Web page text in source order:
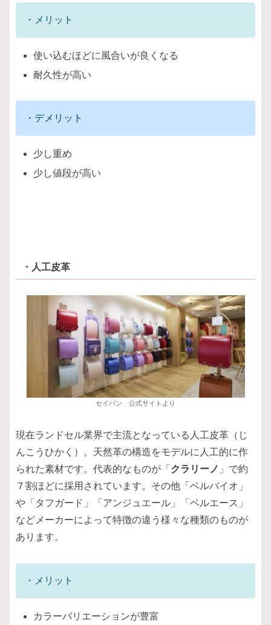
・メリット
使い込むほどに風合いが良くなる
耐久性が高い
・デメリット
少し重め
少し値段が高い
・人工皮革
セイバン 公式サイトより
現在ランドセル業界で主流となっている人工皮革（じ
んこうひかく）。天然革の構造をモデルに人工的に作
られた素材です。代表的なものが「 クラリーノ 」で約
７割ほどに採用されています。その他「ベルバイオ」
や「タフガード」「アンジュエール」「ベルエース」
などメーカーによって特徴の違う様々な種類のものが
あります。
・メリット
カラーバリエーションが豊富